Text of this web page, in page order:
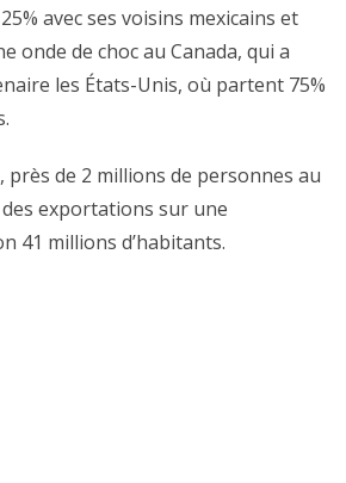
avec ses voisins mexicains et
onde de choc au Canada, qui a
les États-Unis, où partent 75%
près de 2 millions de personnes au
exportations sur une
41 millions d’habitants.